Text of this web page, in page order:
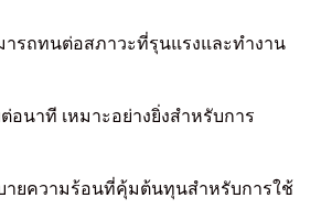
รถทนต่อสภาวะที่รุนแรงและทำงาน
อนาที เหมาะอย่างยิ่งสำหรับการ
บายความร้อนที่คุ้มต้นทุนสำหรับการใช้